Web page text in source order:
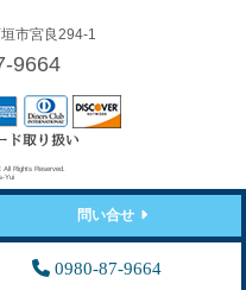
市宮良294-1
9664
All Rights Reserved.
Yui
問い合せ
0980-87-9664